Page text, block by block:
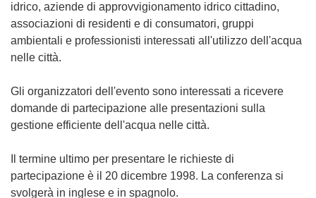
idrico, aziende di approvvigionamento idrico cittadino,
associazioni di residenti e di consumatori, gruppi
ambientali e professionisti interessati all'utilizzo dell'acqua
nelle città.
Gli organizzatori dell'evento sono interessati a ricevere
domande di partecipazione alle presentazioni sulla
gestione efficiente dell'acqua nelle città.
Il termine ultimo per presentare le richieste di
partecipazione è il 20 dicembre 1998. La conferenza si
svolgerà in inglese e in spagnolo.